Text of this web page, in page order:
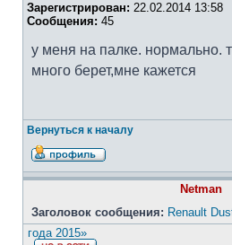
Зарегистрирован: 22.02.2014 13:58
Сообщения: 45
у меня на палке. нормально.
много берет,мне кажется
Вернуться к началу
Netman
Заголовок сообщения: Renault
года 2015»